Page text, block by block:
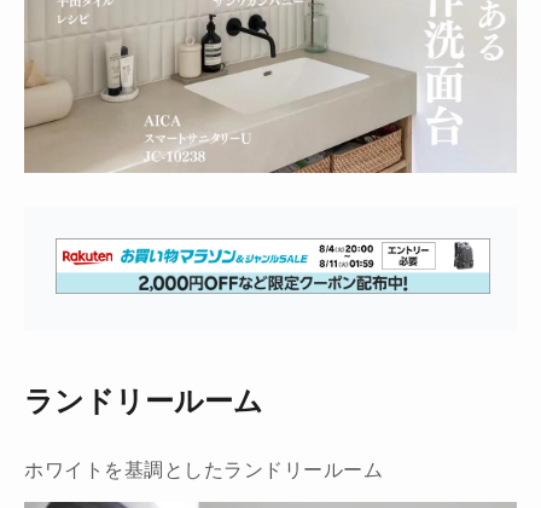
ランドリールーム
ホワイトを基調としたランドリールーム